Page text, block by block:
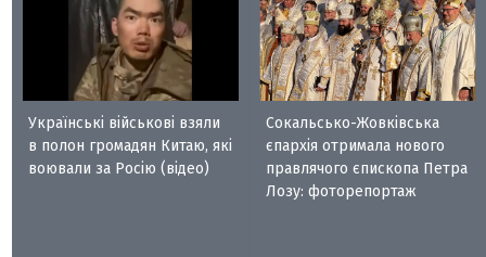
Українські військові взяли
в полон громадян Китаю, які
воювали за Росію (відео)
Сокальсько-Жовківська
єпархія отримала нового
правлячого єпископа Петра
Лозу: фоторепортаж